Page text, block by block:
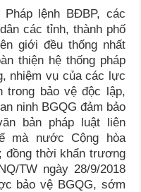
lệnh BĐBP, các
các tỉnh, thành phố
giới đều thống nhất
thiện hệ thống pháp
nhiệm vụ của các lực
trong bảo vệ độc lập,
ninh BGQG đảm bảo
bản pháp luật liên
mà nước Cộng hòa
đồng thời khẩn trương
TW ngày 28/9/2018
bảo vệ BGQG, sớm